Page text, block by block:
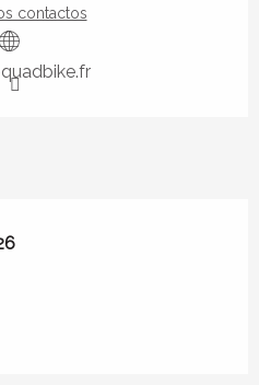
contactos
31 octubre 2026